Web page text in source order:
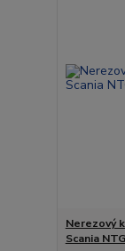
Nerezový
Scania